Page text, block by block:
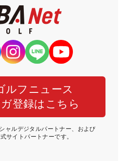
ルフニュース
登録はこちら
ャルデジタルパートナー、および
サイトパートナーです。